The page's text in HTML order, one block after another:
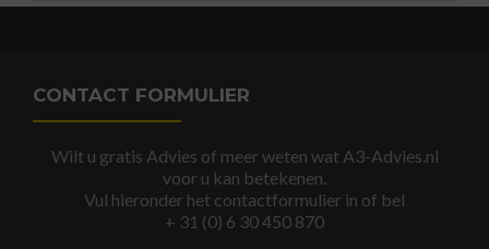
CONTACT FORMULIER
Wilt u gratis Advies of meer weten wat A3-Advies.nl
voor u kan betekenen.
Vul hieronder het contactformulier in of bel
+ 31 (0) 6 30 450 870